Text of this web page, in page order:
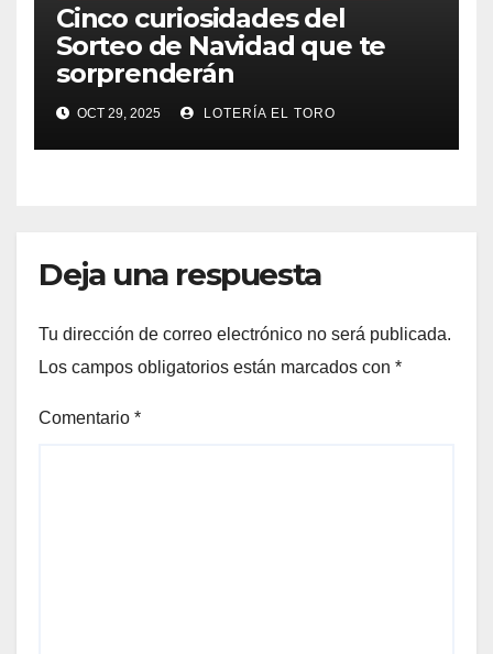
Cinco curiosidades del
Sorteo de Navidad que te
sorprenderán
OCT 29, 2025 LOTERÍA EL TORO
Deja una respuesta
Tu dirección de correo electrónico no será publicada.
Los campos obligatorios están marcados con *
Comentario *